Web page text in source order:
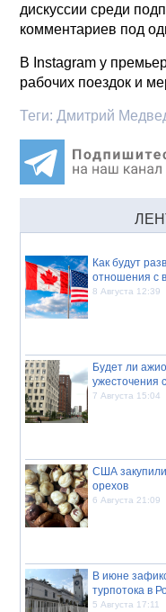
дискуссии среди
комментариев под
В Instagram у
рабочих поездок и
Теги: Дмитрий
Как будут
отношения с
8 Августа 12:39
Будет ли
ужесточения
7 Августа 15:04
США
орехов
6 Августа 21:09
В июне
турпотока в
5 Августа 17:11